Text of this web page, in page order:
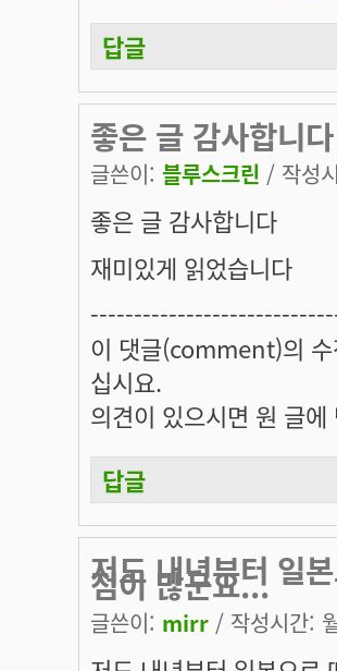
답글
좋은 글 감사합니다
글쓴이: 블루스크린 / 작성
좋은 글 감사합니다
재미있게 읽었습니다
이 댓글(comment)의
십시요.
의견이 있으시면 원 글
답글
저도 내년부터 일
점이 많군요...
글쓴이: mirr / 작성시간: